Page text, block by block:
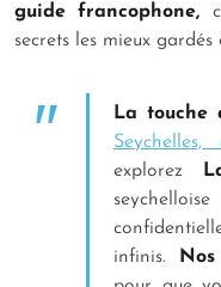
guide francophone,
secrets les mieux gardés
La touche
explorez
infinis.